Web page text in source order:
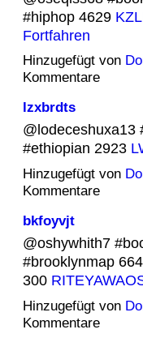
#hiphop 4629
Fortfahren
Hinzugefügt von
Kommentare
lzxbrdts
@lodeceshuxa13
#ethiopian 2923
Hinzugefügt von
Kommentare
bkfoyvjt
@oshywhith7
#brooklynmap
300
Hinzugefügt von
Kommentare